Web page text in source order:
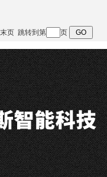
页 跳转到第 页